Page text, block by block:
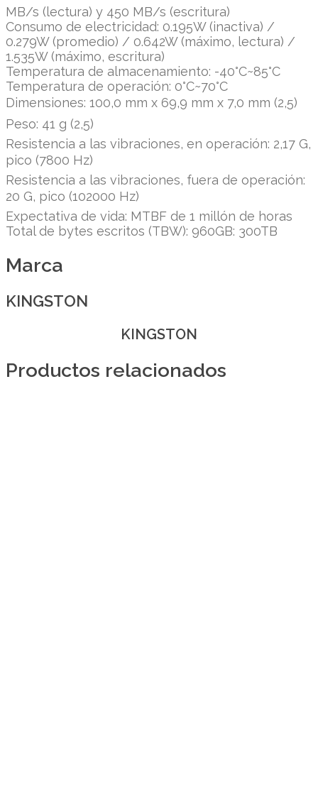
MB/s (lectura) y 450 MB/s (escritura)
Consumo de electricidad: 0.195W (inactiva) /
0.279W (promedio) / 0.642W (máximo, lectura) /
1.535W (máximo, escritura)
Temperatura de almacenamiento: -40°C~85°C
Temperatura de operación: 0°C~70°C
Dimensiones: 100,0 mm x 69,9 mm x 7,0 mm (2,5)
Peso: 41 g (2,5)
Resistencia a las vibraciones, en operación: 2,17 G,
pico (7800 Hz)
Resistencia a las vibraciones, fuera de operación:
20 G, pico (102000 Hz)
Expectativa de vida: MTBF de 1 millón de horas
Total de bytes escritos (TBW): 960GB: 300TB
Marca
KINGSTON
KINGSTON
Productos relacionados